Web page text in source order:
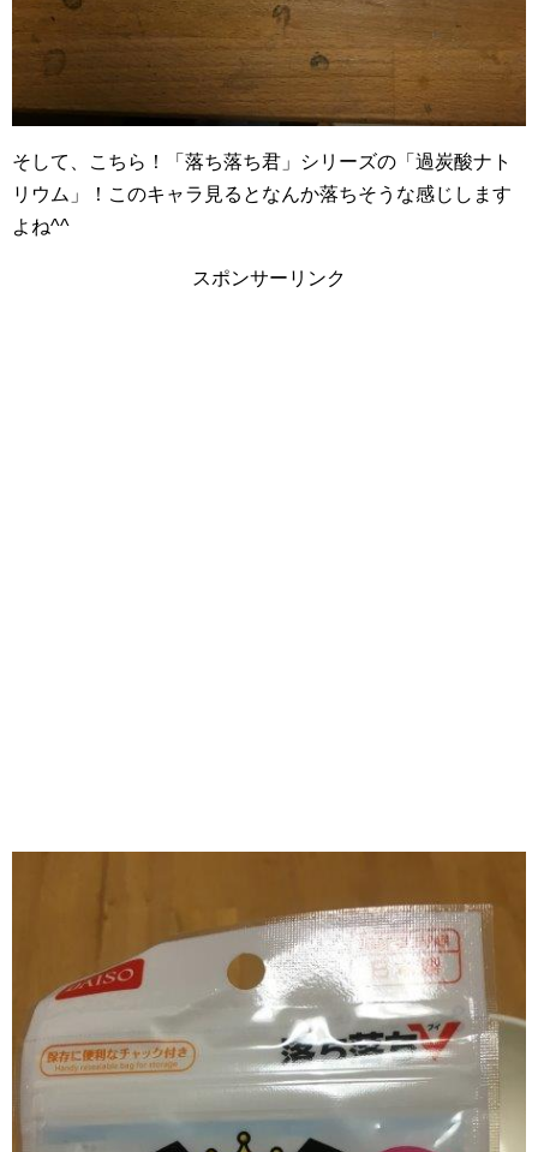
そして、こちら！「落ち落ち君」シリーズの「過炭酸ナト
リウム」！このキャラ見るとなんか落ちそうな感じします
よね^^
スポンサーリンク